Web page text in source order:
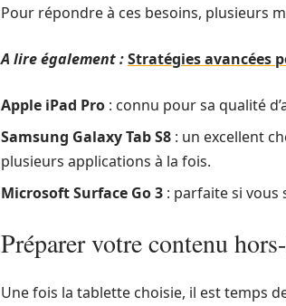
Pour répondre à ces besoins, plusieurs
A lire également :Stratégies avancées
Apple iPad Pro : connu pour sa qualité
Samsung Galaxy Tab S8 : un excellent
plusieurs applications à la fois.
Microsoft Surface Go 3 : parfaite si
Préparer votre contenu
Une fois la tablette choisie, il est temps